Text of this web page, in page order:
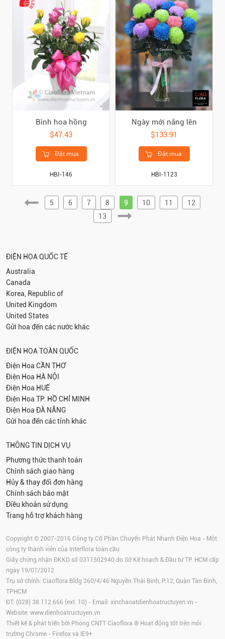
Bình hoa hồng
$47.43
Đặt mua
HBI-146
Ngày mới nắng lên
$133.91
Đặt mua
HBI-1123
5 6 7 8 9 10 11
12
13
ĐIỆN HOA QUỐC TẾ
Australia
Canada
Korea, Republic of
United Kingdom
United States
Gửi hoa đến các nước khác
ĐIỆN HOA TOÀN QUỐC
Điện Hoa CẦN THƠ
Điện Hoa HÀ NỘI
Điện Hoa HUẾ
Điện Hoa TP. HỒ CHÍ MINH
Điện Hoa ĐÀ NẴNG
Gửi hoa đến các tỉnh khác
THÔNG TIN DỊCH VỤ
Phương thức thanh toán
Chính sách giao hàng
Hủy & thay đổi đơn hàng
Chính sách bảo mật
Điều khoản sử dụng
Trang hỗ trợ khách hàng
Copyright © 2007-2016 Công ty Cổ Phần Chuyển Phát Nhanh Điện Hoa - Một
công ty thành viên của Interflora toàn cầu
Giấy chứng nhận ĐKKD số 0311502940 do Sở Kế hoạch & Đầu tư TP. HCM cấp
ngày 19/01/2012
Trụ sở chính: Ciaoflora Bldg 260/4/46 Nguyễn Thái Bình, P.12, Quận Tân Bình,
TPHCM
ĐT: (028) 38.112.666 (ext. 10) - Email: xinchaoatdienhoatructuyen.vn -
Website: www.dienhoatructuyen.vn
Thiết kế & phát triển bởi Phòng CNTT Ciaoflora ® Hoạt động tốt trên môi
trường Chrome - Firefox và IE9+